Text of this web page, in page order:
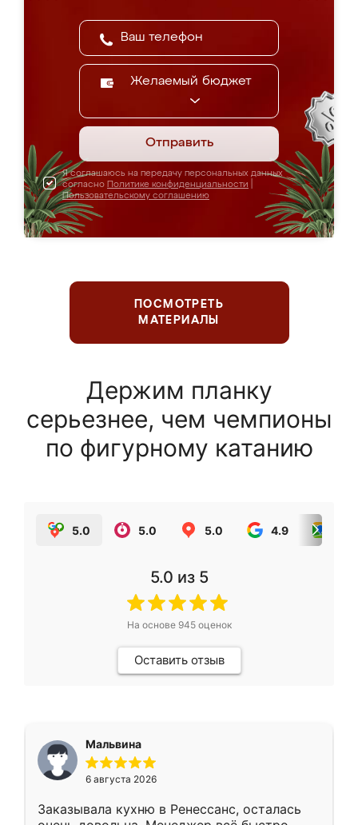
Желаемый бюджет
Отправить
Я соглашаюсь на передачу персональных данных
согласно Политике конфиденциальности
Пользовательскому соглашению
ПОСМОТРЕТЬ
МАТЕРИАЛЫ
Держим планку
серьезнее, чем чемпионы
по фигурному катанию
5.0 5.0 5.0 4.9
5.0 из 5
На основе 945оценок
Оставить отзыв
Мальвина
6 августа 2026
Заказывала кухню в Ренессанс, осталась